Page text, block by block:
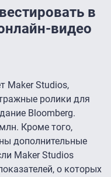
в
видео
Maker Studios,
ролики для
Bloomberg.
Кроме того,
дополнительные
Maker Studios
о которых